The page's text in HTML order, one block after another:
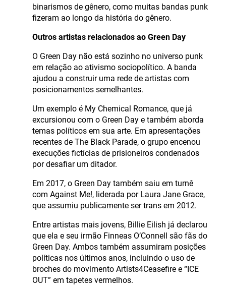
binarismos de gênero, como muitas bandas punk
fizeram ao longo da história do gênero.
Outros artistas relacionados ao Green Day
O Green Day não está sozinho no universo punk
em relação ao ativismo sociopolítico. A banda
ajudou a construir uma rede de artistas com
posicionamentos semelhantes.
Um exemplo é My Chemical Romance, que já
excursionou com o Green Day e também aborda
temas políticos em sua arte. Em apresentações
recentes de The Black Parade, o grupo encenou
execuções fictícias de prisioneiros condenados
por desafiar um ditador.
Em 2017, o Green Day também saiu em turnê
com Against Me!, liderada por Laura Jane Grace,
que assumiu publicamente ser trans em 2012.
Entre artistas mais jovens, Billie Eilish já declarou
que ela e seu irmão Finneas O’Connell são fãs do
Green Day. Ambos também assumiram posições
políticas nos últimos anos, incluindo o uso de
broches do movimento Artists4Ceasefire e “ICE
OUT” em tapetes vermelhos.